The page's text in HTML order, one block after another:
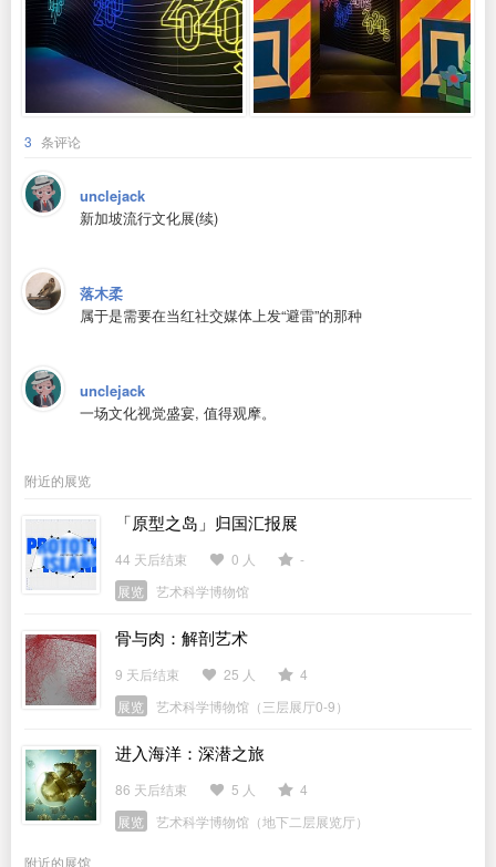
3 条评论
unclejack
新加坡流行文化展(续)
落木柔
属于是需要在当红社交媒体上发“避雷”的那种
unclejack
一场文化视觉盛宴, 值得观摩。
附近的展览
「原型之岛」归国汇报展
44 天后结束 0 人
-
展览
艺术科学博物馆
骨与肉：解剖艺术
9 天后结束 25 人
4
展览
艺术科学博物馆（三层展厅0-9）
进入海洋：深潜之旅
86 天后结束 5 人
4
展览
艺术科学博物馆（地下二层展览厅）
附近的展馆